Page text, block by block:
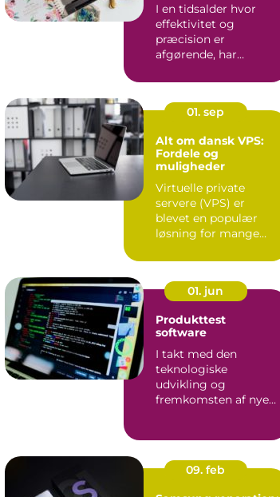
I en tidsalder hvor
effektivitet og
præcision er
afgørende, har
taget ...
01. sep
Alt om dansk VPS:
Fordele og
muligheder
Virtuelle private
servere (VPS) er
blevet en populær
løsning for mange
01. jun
Produkttest
software
I takt med den
teknologiske
udvikling og
fremkomsten af nye
09. feb